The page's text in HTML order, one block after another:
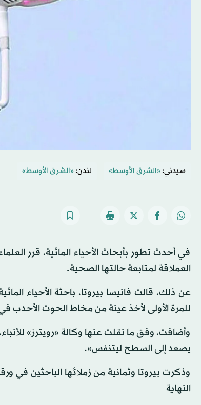
سيدني: «الشرق الأوسط» لندن: «الشرق الأوسط»
في أحدث تطور بأبحاث الأحياء المائية، قرر
العملاقة لمتابعة حالتها الصحية.
عن ذلك، قالت فانيسا بيروتا، باحثة الأحياء
للمرة الأولى لأخذ عينة من مخاط الحوت الأحدب
وأضافت، وفق ما نقلت عنها وكالة «رويترز»
يصعد إلى السطح ليتنفس».
وذكرت بيروتا وثمانية من زملائها الباحثين في
النهاية